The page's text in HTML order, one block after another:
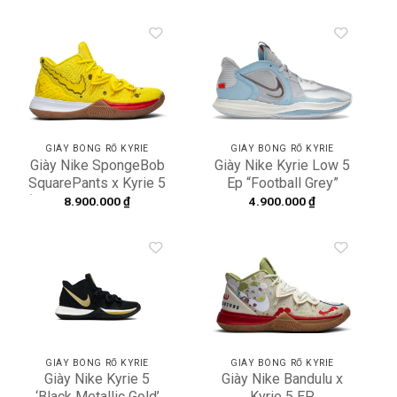
wishlist
GIÀY BÓNG RỔ KYRIE
Giày Nike SpongeBob
SquarePants x Kyrie 5
‘SpongeBob’ CJ9651-
8.900.000₫
wishlist
GIÀY BÓNG RỔ KYRIE
Giày Nike Kyrie Low 5
Ep “Football Grey”
DJ6014-003
4.900.000₫
wishlist
GIÀY BÓNG RỔ KYRIE
Giày Nike Kyrie 5
wishlist
GIÀY BÓNG RỔ KYRIE
Giày Nike Bandulu x